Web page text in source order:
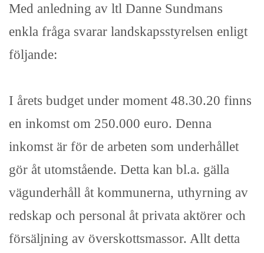
Med anledning av ltl Danne Sundmans
enkla fråga svarar landskapsstyrelsen enligt
följande:
I årets budget under moment 48.30.20 finns
en inkomst om 250.000 euro. Denna
inkomst är för de arbeten som underhållet
gör åt utomstående. Detta kan bl.a. gälla
vägunderhåll åt kommunerna, uthyrning av
redskap och personal åt privata aktörer och
försäljning av överskottsmassor. Allt detta